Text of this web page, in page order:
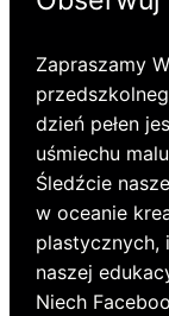
Zapraszamy
dzień pełen
uśmiechu
Śledźcie
w oceanie
plastycznych,
naszej
Niech